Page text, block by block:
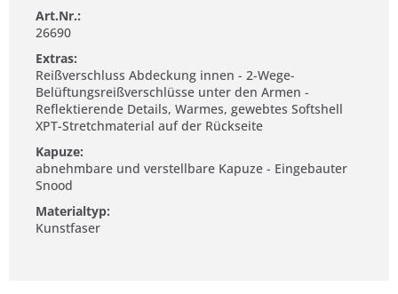
Art.Nr.:
26690
Extras:
Reißverschluss Abdeckung innen - 2-Wege-
Belüftungsreißverschlüsse unter den Armen -
Reflektierende Details, Warmes, gewebtes Softshell
XPT-Stretchmaterial auf der Rückseite
Kapuze:
abnehmbare und verstellbare Kapuze - Eingebauter
Snood
Materialtyp:
Kunstfaser